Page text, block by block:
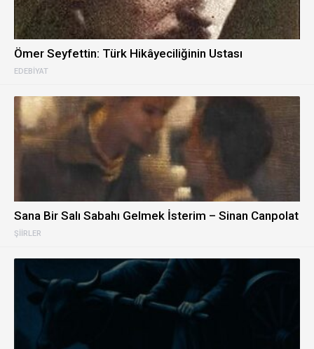
EDEBIYAT
Ömer Seyfettin: Türk Hikâyeciliğinin Ustası
ŞIIRLER
Sana Bir Salı Sabahı Gelmek İsterim – Sinan Canpolat